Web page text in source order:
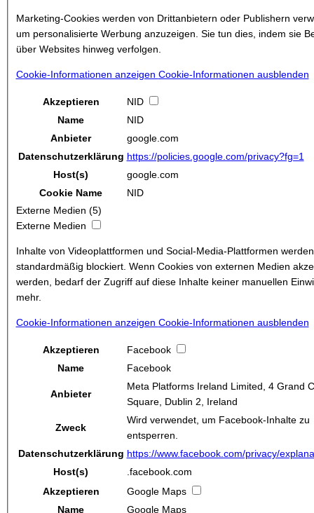
Marketing-Cookies werden von Drittanbietern oder Publishern
um personalisierte Werbung anzuzeigen. Sie tun dies, indem sie
über Websites hinweg verfolgen.
Cookie-Informationen anzeigen Cookie-Informationen ausblenden
Akzeptieren
NID
Name
NID
Anbieter
google.com
Datenschutzerklärung https://policies.google.com/privacy?fg=1
Host(s)
google.com
Cookie Name
NID
Externe Medien (5)
Externe Medien
Inhalte von Videoplattformen und Social-Media-Plattformen werden
standardmäßig blockiert. Wenn Cookies von externen Medien
werden, bedarf der Zugriff auf diese Inhalte keiner manuellen
mehr.
Cookie-Informationen anzeigen Cookie-Informationen ausblenden
Akzeptieren
Facebook
Name
Facebook
Anbieter
Meta Platforms Ireland Limited, 4 Grand
Square, Dublin 2, Ireland
Zweck
Wird verwendet, um Facebook-Inhalte zu
entsperren.
Datenschutzerklärung https://www.facebook.com/privacy/
Host(s)
.facebook.com
Akzeptieren
Google Maps
Name
Google Maps